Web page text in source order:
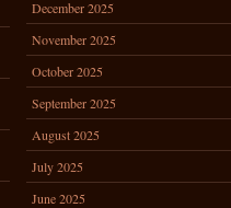
December 2025
November 2025
October 2025
September 2025
August 2025
July 2025
June 2025